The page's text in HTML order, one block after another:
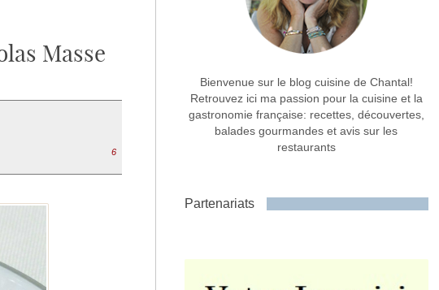
Nom
Adresse de contact
Commentaire ou message *
Masse
6
Bienvenue sur le blog cuisine de Chantal!
Retrouvez ici ma passion pour la cuisine et la
gastronomie française: recettes, découvertes,
balades gourmandes et avis sur les
restaurants
Partenariats